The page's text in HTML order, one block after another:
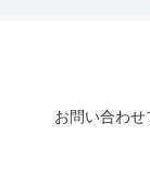
お問い合わせ